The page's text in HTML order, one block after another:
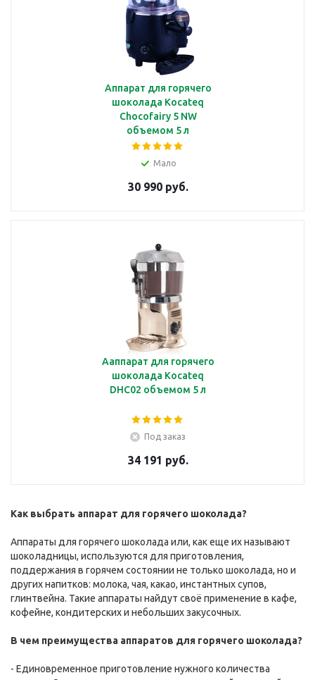
Аппарат для горячего
шоколада Kocateq
Chocofairy 5 NW
объемом 5 л
Мало
30 990 руб.
Aаппарат для горячего
шоколада Kocateq
DHC02 объемом 5 л
Под заказ
34 191 руб.
Как выбрать аппарат для горячего шоколада?
Аппараты для горячего шоколада или, как еще их называют
шоколадницы, используются для приготовления,
поддержания в горячем состоянии не только шоколада, но и
других напитков: молока, чая, какао, инстантных супов,
глинтвейна. Такие аппараты найдут своё применение в кафе,
кофейне, кондитерских и небольших закусочных.
В чем преимущества аппаратов для горячего шоколада?
- Единовременное приготовление нужного количества